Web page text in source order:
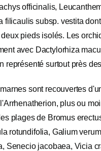
officinalis,
filicaulis subsp. vestita
pieds isolés. Les
avec Dactylorhiza
représenté surtout près
sont recouvertes
plus ou
plages de Bromus
rotundifolia, Galium
Senecio jacobaea, Vicia